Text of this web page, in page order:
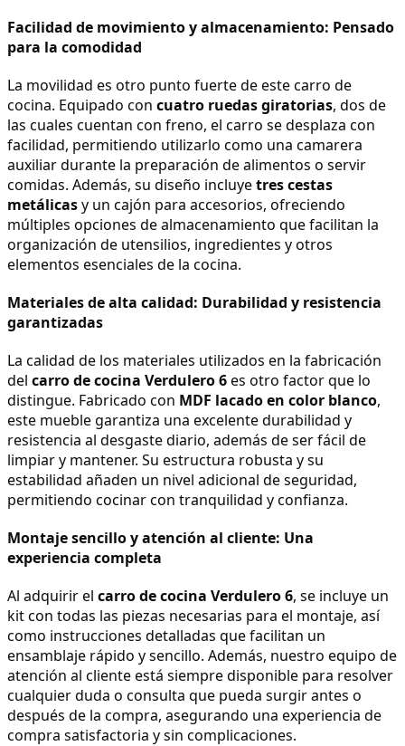
Facilidad de movimiento y almacenamiento: Pensado
para la comodidad
La movilidad es otro punto fuerte de este carro de
cocina. Equipado con cuatro ruedas giratorias, dos de
las cuales cuentan con freno, el carro se desplaza con
facilidad, permitiendo utilizarlo como una camarera
auxiliar durante la preparación de alimentos o servir
comidas. Además, su diseño incluye tres cestas
metálicas y un cajón para accesorios, ofreciendo
múltiples opciones de almacenamiento que facilitan la
organización de utensilios, ingredientes y otros
elementos esenciales de la cocina.
Materiales de alta calidad: Durabilidad y resistencia
garantizadas
La calidad de los materiales utilizados en la fabricación
del carro de cocina Verdulero 6 es otro factor que lo
distingue. Fabricado con MDF lacado en color blanco,
este mueble garantiza una excelente durabilidad y
resistencia al desgaste diario, además de ser fácil de
limpiar y mantener. Su estructura robusta y su
estabilidad añaden un nivel adicional de seguridad,
permitiendo cocinar con tranquilidad y confianza.
Montaje sencillo y atención al cliente: Una
experiencia completa
Al adquirir el carro de cocina Verdulero 6, se incluye un
kit con todas las piezas necesarias para el montaje, así
como instrucciones detalladas que facilitan un
ensamblaje rápido y sencillo. Además, nuestro equipo de
atención al cliente está siempre disponible para resolver
cualquier duda o consulta que pueda surgir antes o
después de la compra, asegurando una experiencia de
compra satisfactoria y sin complicaciones.